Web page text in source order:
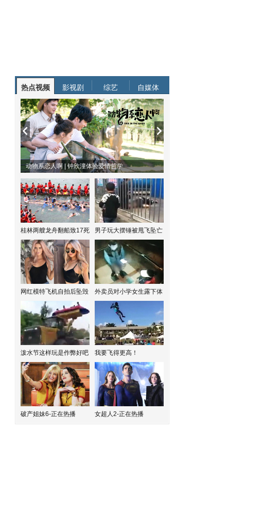
热点视频 影视剧 综艺 自媒体
动物系恋人啊 | 钟欣潼体验爱情哲学
桂林两艘龙舟翻船致17死 男子玩大摆锤被甩飞坠亡
网红模特飞机自拍后坠毁 外卖员对小学女生露下体
泼水节这样玩是作弊好吧 我要飞得更高！
破产姐妹6-正在热播 女超人2-正在热播